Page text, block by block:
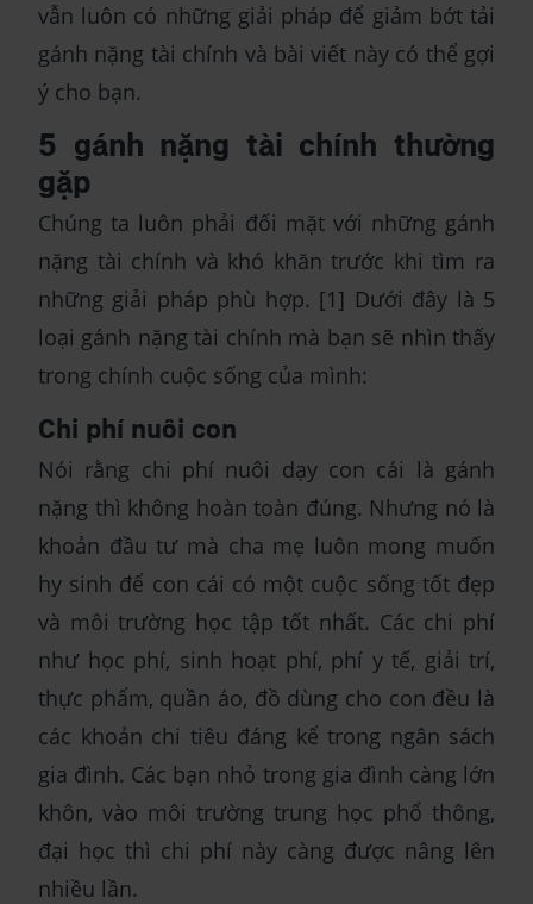
vẫn luôn có những giải pháp để giảm bớt tải
gánh nặng tài chính và bài viết này có thể gợi
ý cho bạn.
5 gánh nặng tài chính thường
gặp
Chúng ta luôn phải đối mặt với những gánh
nặng tài chính và khó khăn trước khi tìm ra
những giải pháp phù hợp. [1] Dưới đây là 5
loại gánh nặng tài chính mà bạn sẽ nhìn thấy
trong chính cuộc sống của mình:
Chi phí nuôi con
Nói rằng chi phí nuôi dạy con cái là gánh
nặng thì không hoàn toàn đúng. Nhưng nó là
khoản đầu tư mà cha mẹ luôn mong muốn
hy sinh để con cái có một cuộc sống tốt đẹp
và môi trường học tập tốt nhất. Các chi phí
như học phí, sinh hoạt phí, phí y tế, giải trí,
thực phẩm, quần áo, đồ dùng cho con đều là
các khoản chi tiêu đáng kể trong ngân sách
gia đình. Các bạn nhỏ trong gia đình càng lớn
khôn, vào môi trường trung học phổ thông,
đại học thì chi phí này càng được nâng lên
nhiều lần.